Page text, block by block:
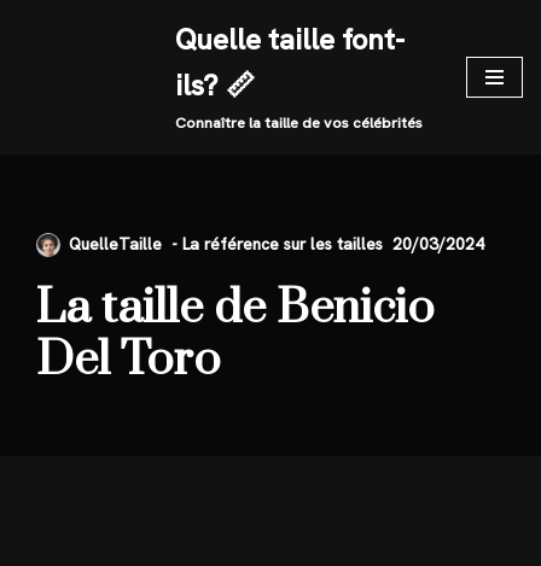
Quelle taille font-
ils? 📏
Connaître la taille de vos célébrités
QuelleTaille 20/03/2024
La taille de Benicio
Del Toro